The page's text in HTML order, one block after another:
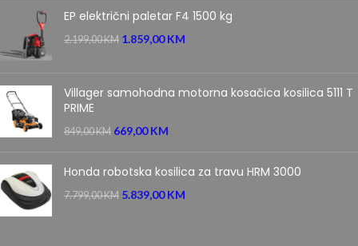
EP električni paletar F4 1500 kg
2.199,00KM 1.859,00KM
Villager samohodna motorna kosačica kosilica 5111 T
PRIME
849,00KM 669,00KM
Honda robotska kosilica za travu HRM 3000
7.799,00KM 5.839,00KM